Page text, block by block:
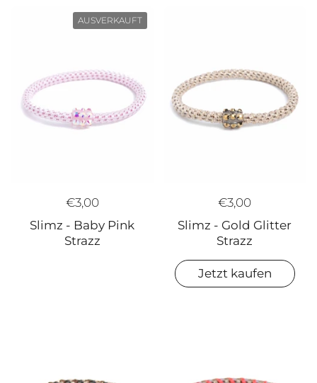
€3,00
Slimz - Baby Pink
Strazz
AUSVERKAUFT
€3,00
Slimz - Gold Glitter
Strazz
Jetzt kaufen